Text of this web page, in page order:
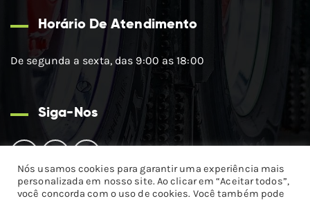
Horário De Atendimento
De segunda a sexta, das 9:00 as 18:00
Siga-Nos
Nós usamos cookies para garantir uma experiência mais
personalizada em nosso site. Ao clicar em “Aceitar todos”,
você concorda com o uso de cookies. Você também pode